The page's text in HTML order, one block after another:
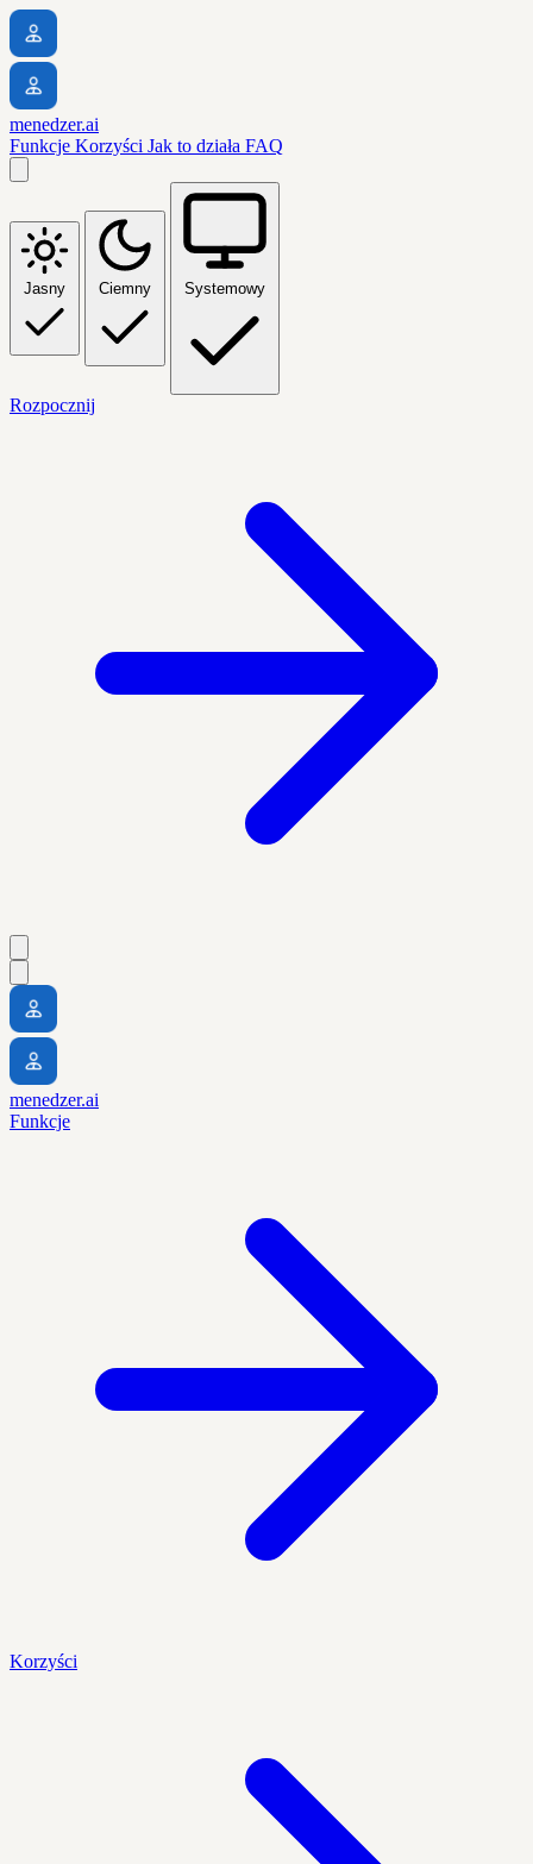
menedzer.ai
Funkcje Korzyści Jak to działa FAQ
Jasny Ciemny Systemowy
Rozpocznij
menedzer.ai
Funkcje
Korzyści